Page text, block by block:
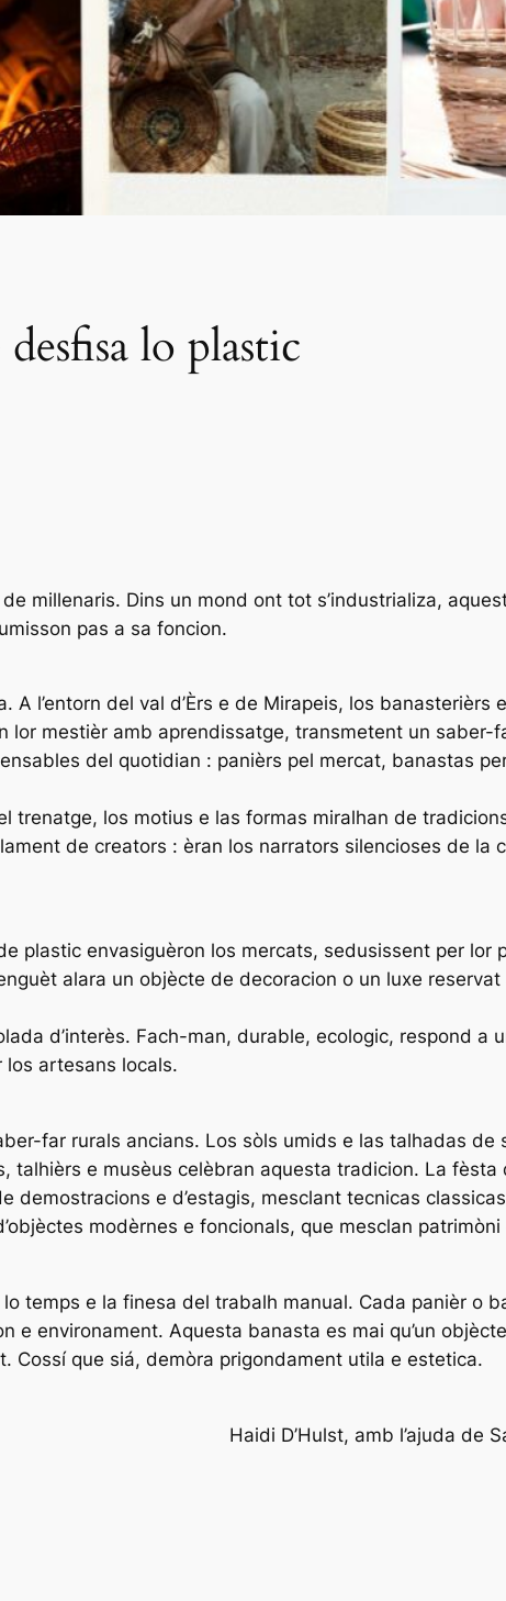
lo plastic
millenaris. Dins un mond ont tot s’industrializa,
pas a sa foncion.
l’entorn del val d’Èrs e de Mirapeis, los banasterièrs
lor mestièr amb aprendissatge, transmetent un saber-
del quotidian : panièrs pel mercat, banastas per
los motius e las formas miralhan de
de creators : èran los narrators silencioses de la
plastic envasiguèron los mercats, sedusissent per lor
alara un objècte de decoracion o un luxe reservat
d’interès. Fach-man, durable, ecologic, respond a
los artesans locals.
far rurals ancians. Los sòls umids e las talhadas de
e musèus celèbran aquesta tradicion. La fèsta
e d’estagis, mesclant tecnicas
modèrnes e foncionals, que mesclan
temps e la finesa del trabalh manual. Cada panièr o
environament. Aquesta banasta es mai qu’un
Cossí que siá, demòra prigondament utila e estetica.
Haidi D’Hulst, amb l’ajuda de